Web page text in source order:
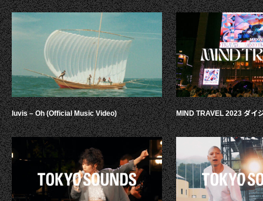
luvis – Oh (Official Music Video) MIND TRAVEL 2023 ダイ